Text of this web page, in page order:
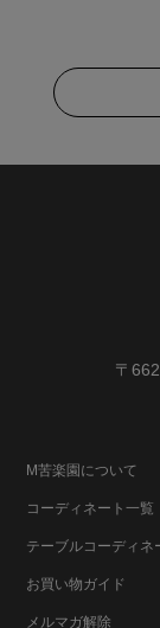
〒
M苦楽園について
コーディネート一覧
テーブルコーディネ
お買い物ガイド
メルマガ解除